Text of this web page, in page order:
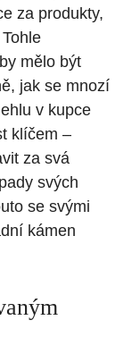
za produkty,
by mělo být
jak se mnozí
v kupce
klíčem –
za svá
svých
se svými
kámen